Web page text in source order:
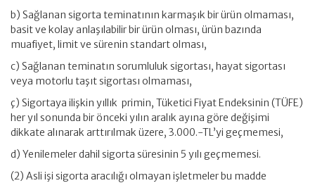
b) Sağlanan sigorta teminatının karmaşık bir ürün olmaması,
basit ve kolay anlaşılabilir bir ürün olması, ürün bazında
muafiyet, limit ve sürenin standart olması,
c) Sağlanan teminatın sorumluluk sigortası, hayat sigortası
veya motorlu taşıt sigortası olmaması,
ç) Sigortaya ilişkin yıllık primin, Tüketici Fiyat Endeksinin (TÜFE)
her yıl sonunda bir önceki yılın aralık ayına göre değişimi
dikkate alınarak arttırılmak üzere, 3.000.-TL’yi geçmemesi,
d) Yenilemeler dahil sigorta süresinin 5 yılı geçmemesi.
(2) Asli işi sigorta aracılığı olmayan işletmeler bu madde